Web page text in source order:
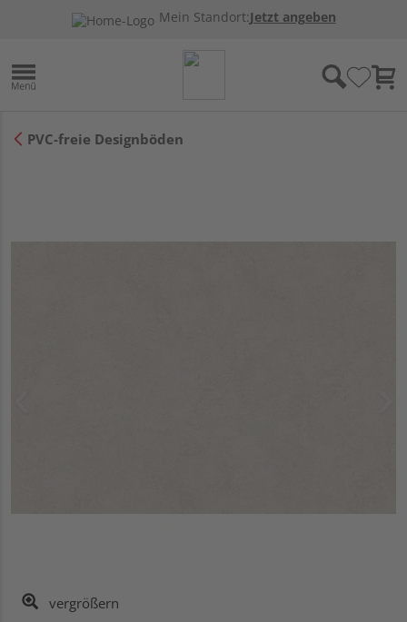
Mein Standort:Jetzt angeben
PVC-freie Designböden
vergrößern